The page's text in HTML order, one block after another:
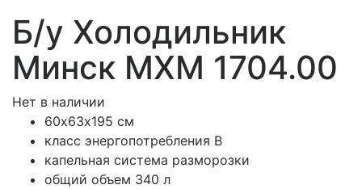
Б/у Холодильник
Минск МХМ 1704.00
Нет в наличии
60х63х195 см
класс энергопотребления B
капельная система разморозки
общий объем 340 л